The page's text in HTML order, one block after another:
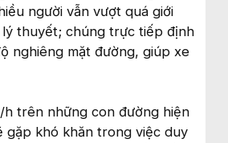
người vẫn vượt quá giới
lý thuyết; chúng trực tiếp định
nghiêng mặt đường, giúp xe
trên những con đường hiện
gặp khó khăn trong việc duy